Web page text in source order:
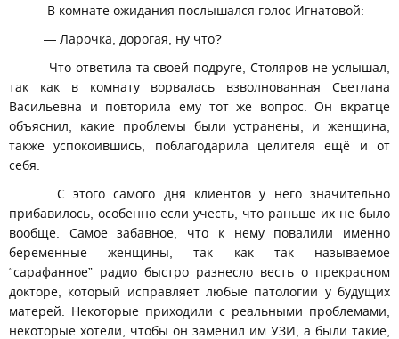
В комнате ожидания послышался голос Игнатовой:
— Ларочка, дорогая, ну что?
Что ответила та своей подруге, Столяров не услышал,
так как в комнату ворвалась взволнованная Светлана
Васильевна и повторила ему тот же вопрос. Он вкратце
объяснил, какие проблемы были устранены, и женщина,
также успокоившись, поблагодарила целителя ещё и от
себя.
С этого самого дня клиентов у него значительно
прибавилось, особенно если учесть, что раньше их не было
вообще. Самое забавное, что к нему повалили именно
беременные женщины, так как так называемое
“сарафанное” радио быстро разнесло весть о прекрасном
докторе, который исправляет любые патологии у будущих
матерей. Некоторые приходили с реальными проблемами,
некоторые хотели, чтобы он заменил им УЗИ, а были такие,